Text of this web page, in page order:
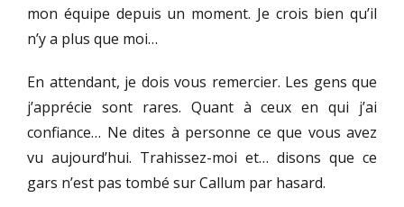
mon équipe depuis un moment. Je crois bien qu’il
n’y a plus que moi…
En attendant, je dois vous remercier. Les gens que
j’apprécie sont rares. Quant à ceux en qui j’ai
confiance… Ne dites à personne ce que vous avez
vu aujourd’hui. Trahissez-moi et… disons que ce
gars n’est pas tombé sur Callum par hasard.